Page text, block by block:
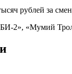
рублей за
2», «Мумий